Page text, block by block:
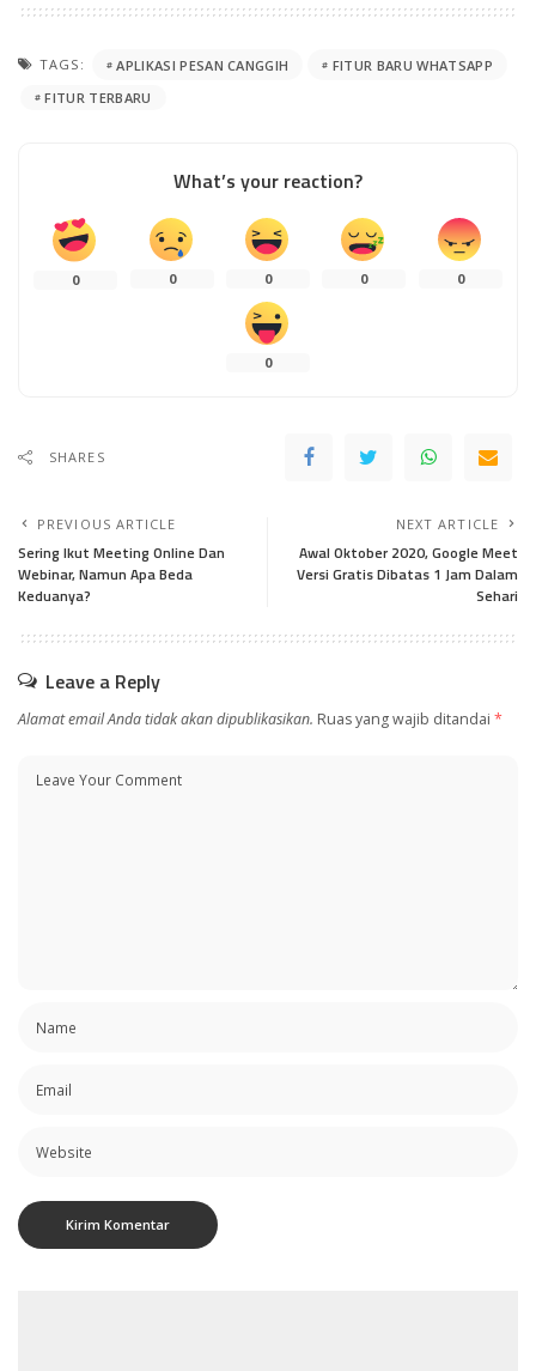
TAGS: APLIKASI PESAN CANGGIH
FITUR BARU WHATSAPP
FITUR TERBARU
What’s your reaction?
0 0 0 0 0
0
SHARES
PREVIOUS ARTICLE
Sering Ikut Meeting Online Dan
Webinar, Namun Apa Beda
Keduanya?
NEXT ARTICLE
Awal Oktober 2020, Google Meet
Versi Gratis Dibatas 1 Jam Dalam
Sehari
Leave a Reply
Alamat email Anda tidak akan dipublikasikan. Ruas yang wajib ditandai *